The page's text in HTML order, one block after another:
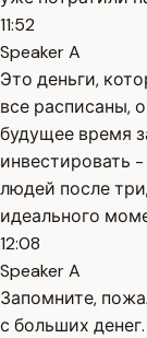
11:52
Speaker A
Это деньги,
все расписаны,
будущее время
инвестировать
людей после
идеального
12:08
Speaker A
Запомните,
с больших